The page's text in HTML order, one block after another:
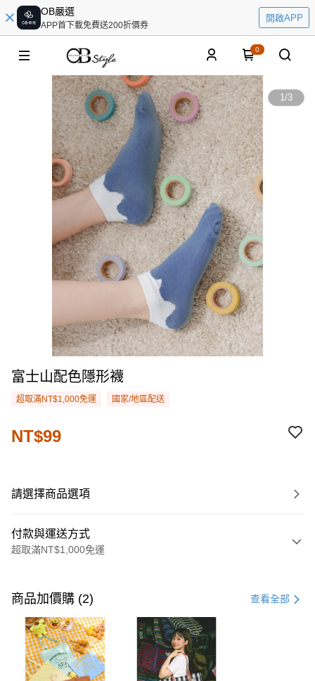
OB嚴選
APP首下載免費送200折價券
開啟APP
0
1/3
富士山配色隱形襪
超取滿NT$1,000免運 國家/地區配送
NT$99
請選擇商品選項
付款與運送方式
超取滿NT$1,000免運
信用卡一次付款
購物金
超商取貨付款
LINE Pay
商品加價購 (2) 查看全部